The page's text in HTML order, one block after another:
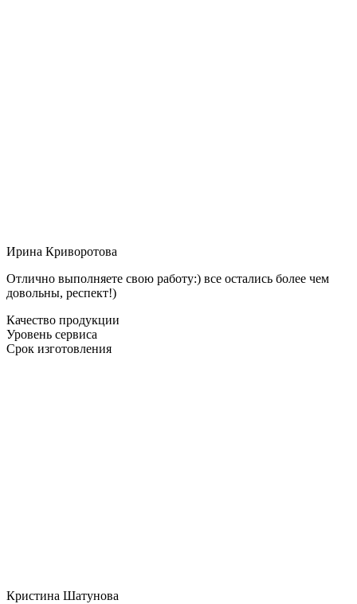
Ирина Криворотова
Отлично выполняете свою работу:) все остались более чем
довольны, респект!)
Качество продукции
Уровень сервиса
Срок изготовления
Кристина Шатунова